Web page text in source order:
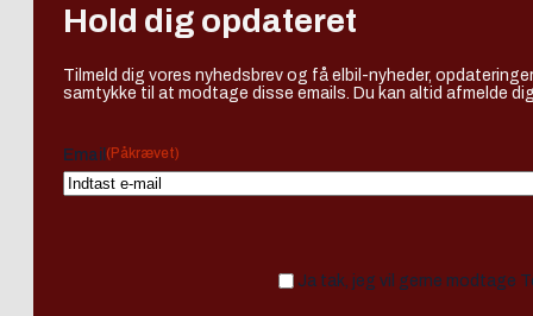
Hold dig opdateret
Tilmeld dig vores nyhedsbrev og få elbil-nyheder,
samtykke til at modtage disse emails. Du kan altid afmelde
Email (Påkrævet)
Ja tak, jeg vil gerne modtage